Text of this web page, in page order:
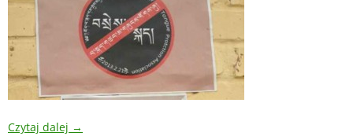
Czytaj dalej →